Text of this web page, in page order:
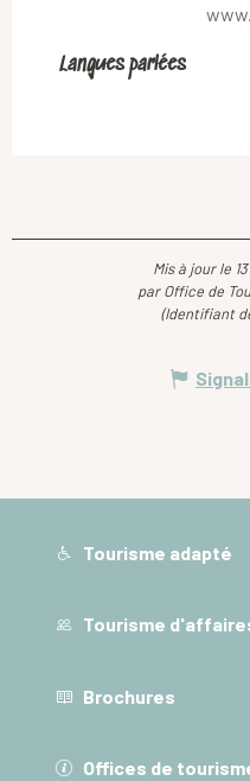
Langues parlées
Langues parlées
Mis à jour le
par Office de
(Identifiant
Tourisme adapté
Tourisme
Brochures
Offices de